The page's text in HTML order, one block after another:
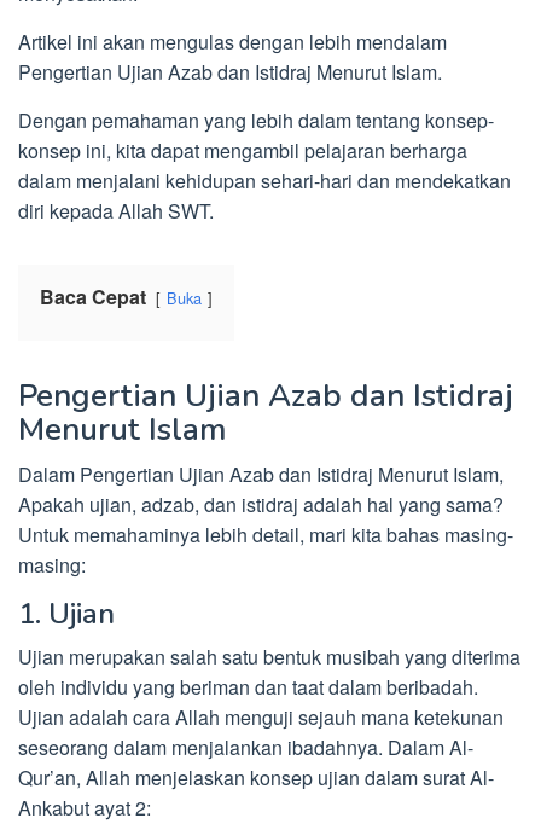
Artikel ini akan mengulas dengan lebih mendalam
Pengertian Ujian Azab dan Istidraj Menurut Islam.
Dengan pemahaman yang lebih dalam tentang konsep-
konsep ini, kita dapat mengambil pelajaran berharga
dalam menjalani kehidupan sehari-hari dan mendekatkan
diri kepada Allah SWT.
Baca Cepat Buka
Pengertian Ujian Azab dan Istidraj
Menurut Islam
Dalam Pengertian Ujian Azab dan Istidraj Menurut Islam,
Apakah ujian, adzab, dan istidraj adalah hal yang sama?
Untuk memahaminya lebih detail, mari kita bahas masing-
masing:
1. Ujian
Ujian merupakan salah satu bentuk musibah yang diterima
oleh individu yang beriman dan taat dalam beribadah.
Ujian adalah cara Allah menguji sejauh mana ketekunan
seseorang dalam menjalankan ibadahnya. Dalam Al-
Qur’an, Allah menjelaskan konsep ujian dalam surat Al-
Ankabut ayat 2: